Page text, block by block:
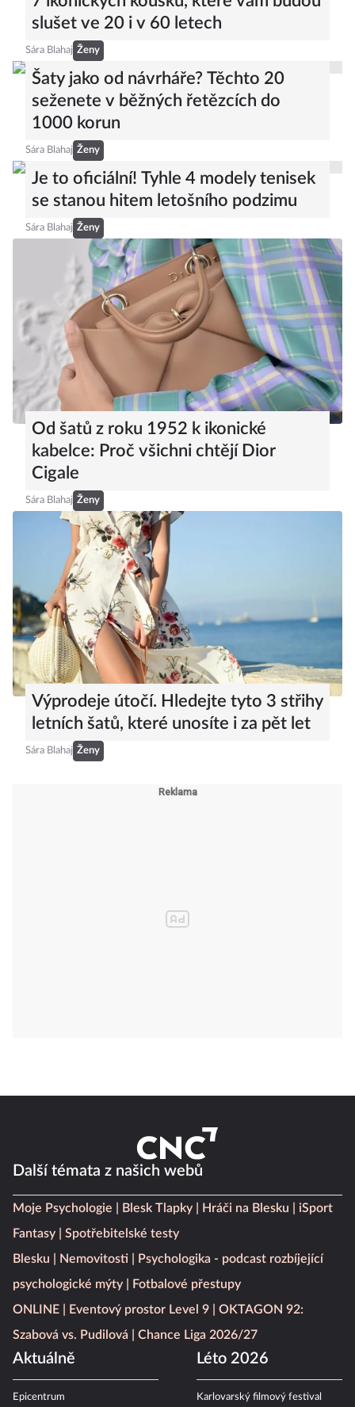
slušet ve 20 i v 60 letech
Sára Blahaj Ženy
Šaty jako od návrháře? Těchto 20
seženete v běžných řetězcích do
1000 korun
Sára Blahaj Ženy
Je to oficiální! Tyhle 4 modely tenisek
se stanou hitem letošního podzimu
Sára Blahaj Ženy
Od šatů z roku 1952 k ikonické
kabelce: Proč všichni chtějí Dior
Cigale
Sára Blahaj Ženy
Výprodeje útočí. Hledejte tyto 3 střihy
letních šatů, které unosíte i za pět let
Sára Blahaj Ženy
Další témata z našich webů
Moje Psychologie Blesk Tlapky Hráči na Blesku
iSport
Fantasy
Spotřebitelské testy
Blesku
Nemovitosti
Psychologika - podcast rozbíjející
psychologické mýty
Fotbalové přestupy
ONLINE
Eventový prostor Level 9
OKTAGON 92:
Szabová vs. Pudilová
Chance Liga 2026/27
Aktuálně
Epicentrum
Léto 2026
Karlovarský filmový festival